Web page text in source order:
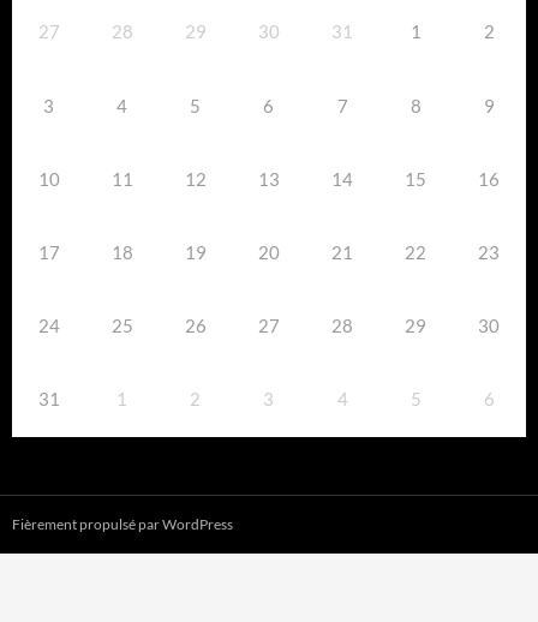
27 28 29 30 31 1 2
3 4 5 6 7 8 9
10 11 12 13 14 15 16
17 18 19 20 21 22 23
24 25 26 27 28 29 30
31 1 2 3 4 5 6
Fièrement propulsé par WordPress